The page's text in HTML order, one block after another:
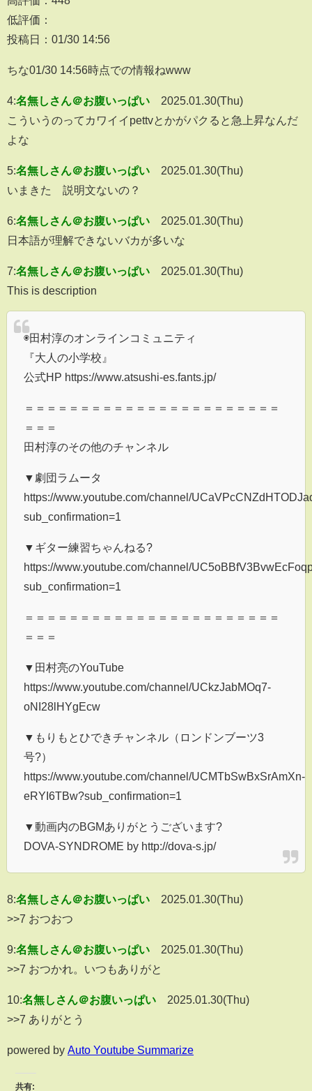
低評価：
投稿日：01/30 14:56
ちな01/30 14:56時点での情報ねwww
4:名無しさん＠お腹いっぱい
2025.01.30(Thu)
こういうのってカワイイpettvとかがパクると急上昇なんだ
よな
5:名無しさん＠お腹いっぱい
2025.01.30(Thu)
いまきた 説明文ないの？
6:名無しさん＠お腹いっぱい
2025.01.30(Thu)
日本語が理解できないバカが多いな
7:名無しさん＠お腹いっぱい
2025.01.30(Thu)
This is description
◉田村淳のオンラインコミュニティ
『大人の小学校』
公式HP https://www.atsushi-es.fants.jp/
＝＝＝＝＝＝＝＝＝＝＝＝＝＝＝＝＝＝＝＝＝＝＝
＝＝＝
田村淳のその他のチャンネル
▼劇団ラムータ
https://www.youtube.com/channel/
sub_confirmation=1
▼ギター練習ちゃんねる?
https://www.youtube.com/channel/
sub_confirmation=1
＝＝＝＝＝＝＝＝＝＝＝＝＝＝＝＝＝＝＝＝＝＝＝
＝＝＝
▼田村亮のYouTube
https://www.youtube.com/channel/UCkzJabMOq7-
oNI28lHYgEcw
▼もりもとひできチャンネル（ロンドンブーツ3
号?）
https://www.youtube.com/channel/UCMTbSwBxSrAmXn-
eRYI6TBw?sub_confirmation=1
▼動画内のBGMありがとうございます?
DOVA-SYNDROME by http://dova-s.jp/
8:名無しさん＠お腹いっぱい
2025.01.30(Thu)
>>7 おつおつ
9:名無しさん＠お腹いっぱい
2025.01.30(Thu)
>>7 おつかれ。いつもありがと
10:名無しさん＠お腹いっぱい
2025.01.30(Thu)
>>7 ありがとう
powered by Auto Youtube Summarize
共有: